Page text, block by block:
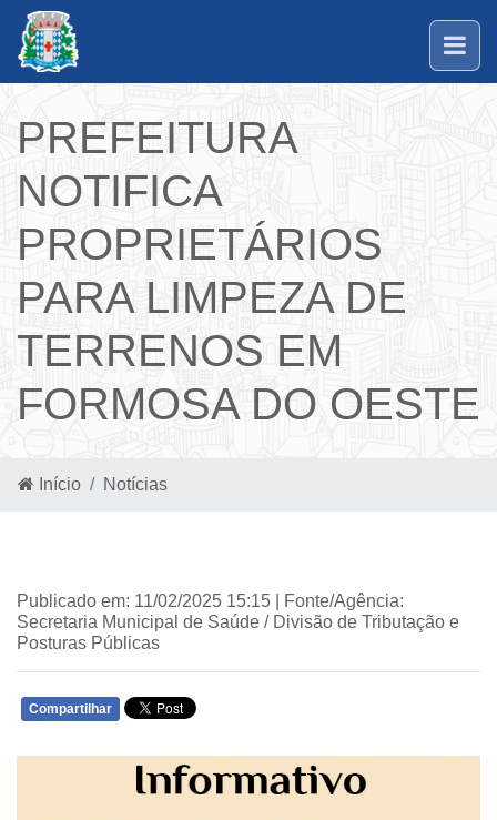
PREFEITURA
NOTIFICA
PROPRIETÁRIOS
PARA LIMPEZA DE
TERRENOS EM
FORMOSA DO OESTE
Início Notícias
Publicado em: 11/02/2025 15:15 | Fonte/Agência:
Secretaria Municipal de Saúde / Divisão de Tributação e
Posturas Públicas
Compartilhar